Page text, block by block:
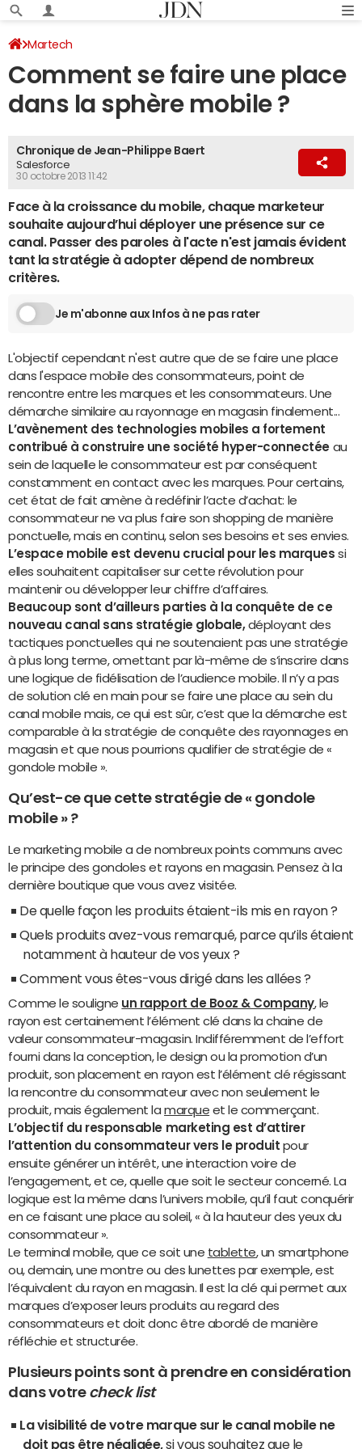
Martech
Comment se faire une place
dans la sphère mobile ?
Chronique de Jean-Philippe Baert
Salesforce
30 octobre 2013 11:42
Face à la croissance du mobile, chaque marketeur
souhaite aujourd’hui déployer une présence sur ce
canal. Passer des paroles à l'acte n'est jamais évident
tant la stratégie à adopter dépend de nombreux
critères.
Je m'abonne aux Infos à ne pas rater
L'objectif cependant n'est autre que de se faire une place
dans l'espace mobile des consommateurs, point de
rencontre entre les marques et les consommateurs. Une
démarche similaire au rayonnage en magasin finalement...
L’avènement des technologies mobiles a fortement
contribué à construire une société hyper-connectée au
sein de laquelle le consommateur est par conséquent
constamment en contact avec les marques. Pour certains,
cet état de fait amène à redéfinir l’acte d’achat: le
consommateur ne va plus faire son shopping de manière
ponctuelle, mais en continu, selon ses besoins et ses envies.
L’espace mobile est devenu crucial pour les marques si
elles souhaitent capitaliser sur cette révolution pour
maintenir ou développer leur chiffre d’affaires.
Beaucoup sont d’ailleurs parties à la conquête de ce
nouveau canal sans stratégie globale, déployant des
tactiques ponctuelles qui ne soutenaient pas une stratégie
à plus long terme, omettant par là-même de s’inscrire dans
une logique de fidélisation de l’audience mobile. Il n’y a pas
de solution clé en main pour se faire une place au sein du
canal mobile mais, ce qui est sûr, c’est que la démarche est
comparable à la stratégie de conquête des rayonnages en
magasin et que nous pourrions qualifier de stratégie de «
gondole mobile ».
Qu’est-ce que cette stratégie de « gondole
mobile » ?
Le marketing mobile a de nombreux points communs avec
le principe des gondoles et rayons en magasin. Pensez à la
dernière boutique que vous avez visitée.
De quelle façon les produits étaient-ils mis en rayon ?
Quels produits avez-vous remarqué, parce qu’ils étaient
notamment à hauteur de vos yeux ?
Comment vous êtes-vous dirigé dans les allées ?
Comme le souligne un rapport de Booz & Company, le
rayon est certainement l’élément clé dans la chaine de
valeur consommateur-magasin. Indifféremment de l’effort
fourni dans la conception, le design ou la promotion d’un
produit, son placement en rayon est l’élément clé régissant
la rencontre du consommateur avec non seulement le
produit, mais également lamarque et le commerçant.
L’objectif du responsable marketing est d’attirer
l’attention du consommateur vers le produit pour
ensuite générer un intérêt, une interaction voire de
l’engagement, et ce, quelle que soit le secteur concerné. La
logique est la même dans l’univers mobile, qu’il faut conquérir
en ce faisant une place au soleil, « à la hauteur des yeux du
consommateur ».
Le terminal mobile, que ce soit une tablette, un smartphone
ou, demain, une montre ou des lunettes par exemple, est
l’équivalent du rayon en magasin. Il est la clé qui permet aux
marques d’exposer leurs produits au regard des
consommateurs et doit donc être abordé de manière
réfléchie et structurée.
Plusieurs points sont à prendre en considération
dans votre check list
La visibilité de votre marque sur le canal mobile ne
doit pas être négligée, si vous souhaitez que le